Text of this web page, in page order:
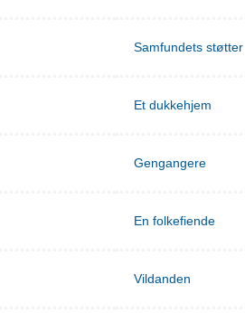
Samfundets støtter
Et dukkehjem
Gengangere
En folkefiende
Vildanden